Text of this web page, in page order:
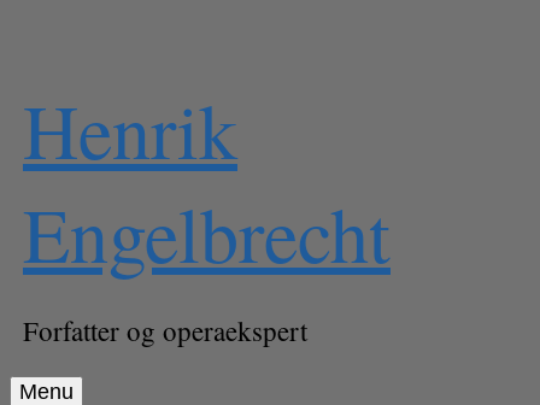
content
Henrik
Engelbrecht
Forfatter og operaekspert
Menu